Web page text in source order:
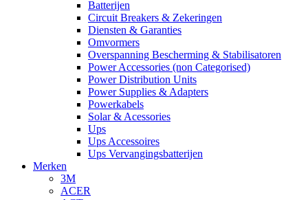
Batterijen
Circuit Breakers & Zekeringen
Diensten & Garanties
Omvormers
Overspanning Bescherming & Stabilisatoren
Power Accessories (non Categorised)
Power Distribution Units
Power Supplies & Adapters
Powerkabels
Solar & Acessories
Ups
Ups Accessoires
Ups Vervangingsbatterijen
Merken
3M
ACER